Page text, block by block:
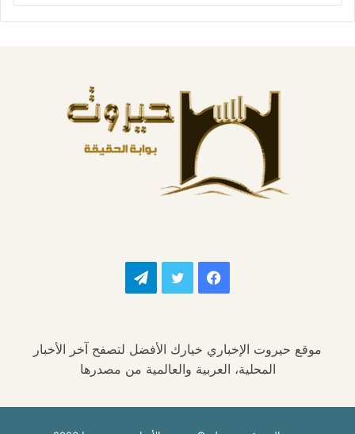
فيسبوك تويتر تيلقرام
موقع حيروت الإخباري خيارك الأفضل لتصفح آخر الأخبار
المحلية، العربية والعالمية من مصدرها